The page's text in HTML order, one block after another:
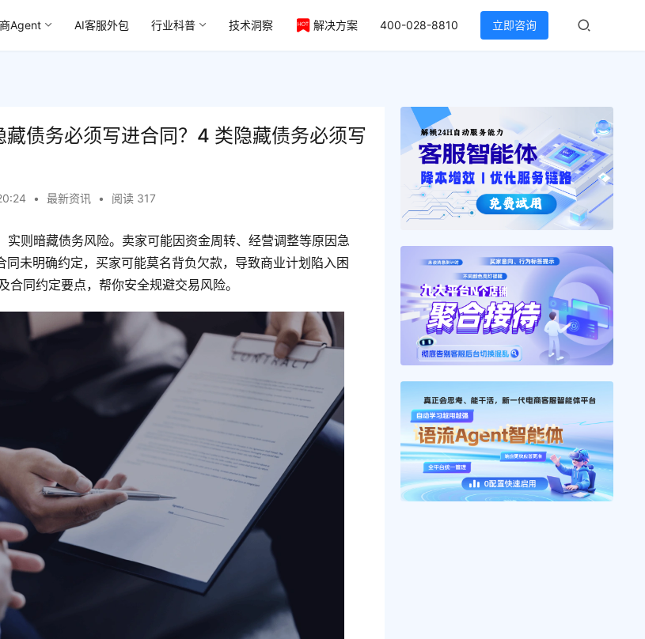
Agent AI客服外包 行业科普 技术洞察 解决方案 400-028-8810 立即咨询
债务必须写进合同？4 类隐藏债务必须写
• 最新资讯 • 阅读 317
实则暗藏债务风险。卖家可能因资金周转、经营调整等原因急
未明确约定，买家可能莫名背负欠款，导致商业计划陷入困
同约定要点，帮你安全规避交易风险。